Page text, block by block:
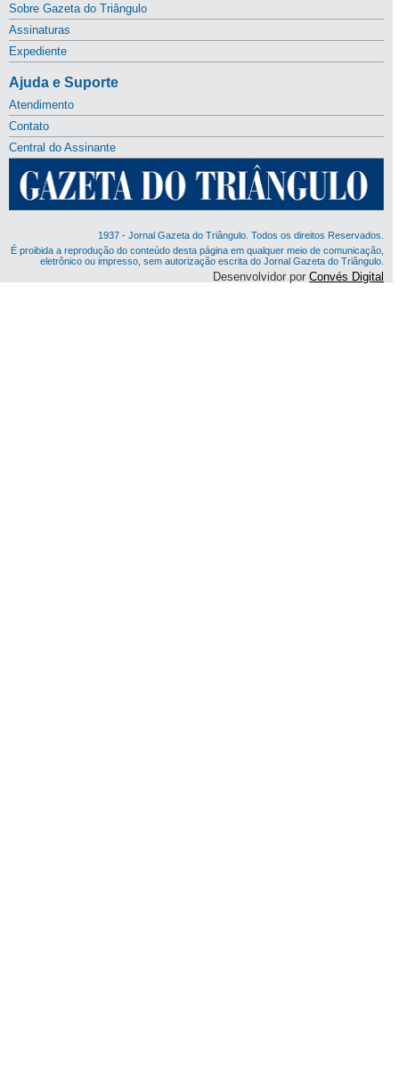
Sobre Gazeta do Triângulo
Assinaturas
Expediente
Ajuda e Suporte
Atendimento
Contato
Central do Assinante
1937 - Jornal Gazeta do Triângulo. Todos os direitos Reservados.
É proibida a reprodução do conteúdo desta página em qualquer meio de comunicação,
eletrônico ou impresso, sem autorização escrita do Jornal Gazeta do Triângulo.
Desenvolvidor porConvés Digital